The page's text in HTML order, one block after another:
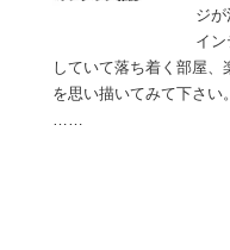
ジが
イ
していて落ち着く部屋
を思い描いてみて下さい。
……